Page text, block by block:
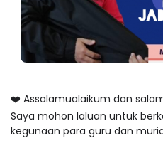
❤️ Assalamualaikum dan
Saya mohon laluan untuk
kegunaan para guru dan